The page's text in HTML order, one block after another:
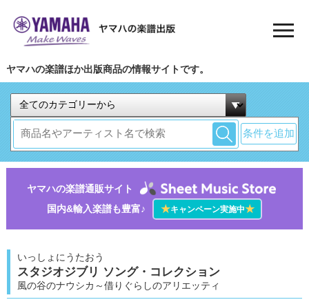
ヤマハの楽譜ほか出版商品の情報サイトです。
条件を追加
ヤマハの楽譜通販サイト
国内&輸入楽譜も豊富♪
★キャンペーン実施中★
いっしょにうたおう
スタジオジブリ ソング・コレクション
風の谷のナウシカ～借りぐらしのアリエッティ